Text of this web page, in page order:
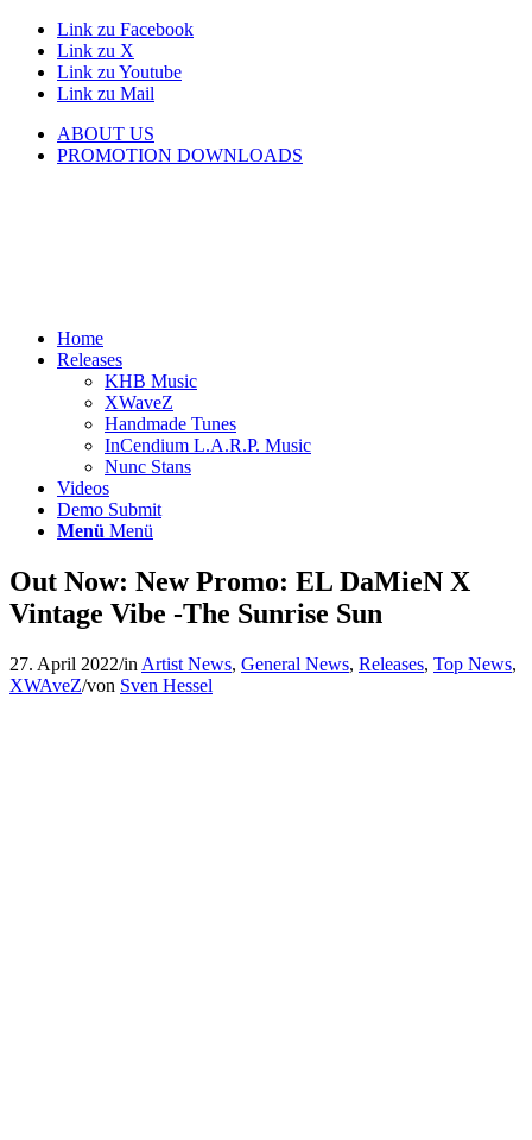
Link zu Facebook
Link zu X
Link zu Youtube
Link zu Mail
ABOUT US
PROMOTION DOWNLOADS
Home
Releases
KHB Music
XWaveZ
Handmade Tunes
InCendium L.A.R.P. Music
Nunc Stans
Videos
Demo Submit
Menü Menü
Out Now: New Promo: EL DaMieN X
Vintage Vibe -The Sunrise Sun
27. April 2022/in Artist News, General News, Releases, Top News,
XWAveZ/von Sven Hessel